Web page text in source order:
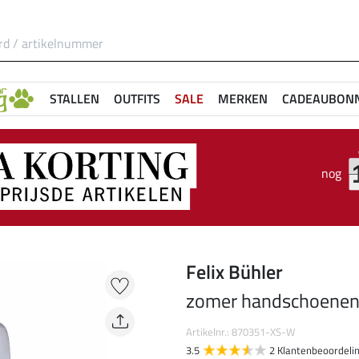
STALLEN OUTFITS SALE MERKEN
nog
Felix Bühler
zomer
Artikelnr.: 870351-XS-W
3.5
2